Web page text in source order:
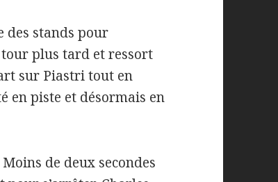
des stands pour
tour plus tard et ressort
sur Piastri tout en
en piste et désormais en
de deux secondes